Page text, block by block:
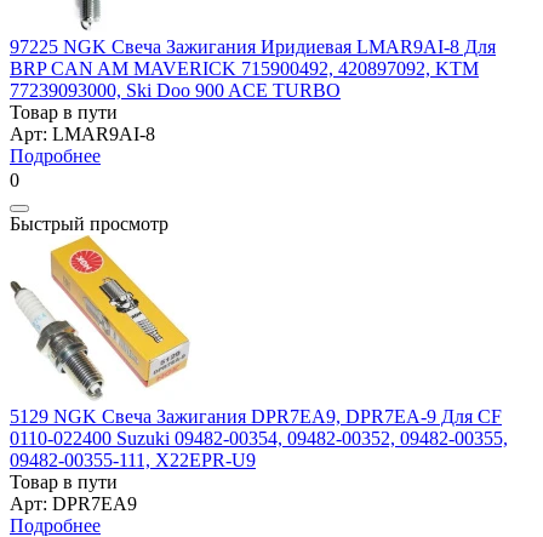
97225 NGK Свеча Зажигания Иридиевая LMAR9AI-8 Для
BRP CAN AM MAVERICK 715900492, 420897092, KTM
77239093000, Ski Doo 900 ACE TURBO
Товар в пути
Арт: LMAR9AI-8
Подробнее
0
Быстрый просмотр
5129 NGK Свеча Зажигания DPR7EA9, DPR7EA-9 Для CF
0110-022400 Suzuki 09482-00354, 09482-00352, 09482-00355,
09482-00355-111, X22EPR-U9
Товар в пути
Арт: DPR7EA9
Подробнее